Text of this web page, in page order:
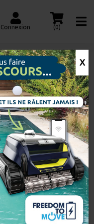
Connexion (0)
X